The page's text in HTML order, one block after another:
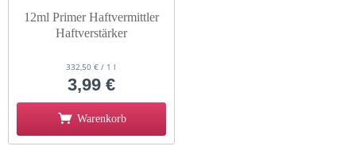
12ml Primer Haftvermittler
Haftverstärker
332,50 € / 1 l
3,99 €
Warenkorb